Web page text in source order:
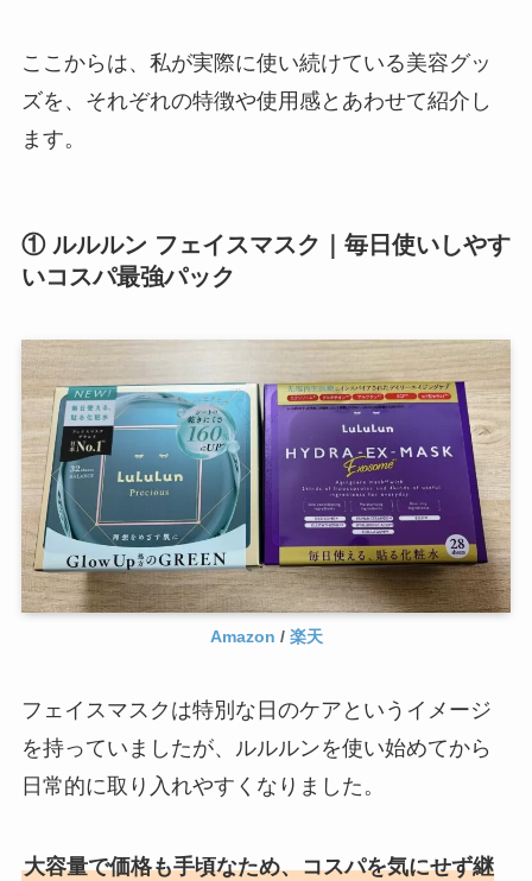
ここからは、私が実際に使い続けている美容グッ
ズを、それぞれの特徴や使用感とあわせて紹介し
ます。
① ルルルン フェイスマスク｜毎日使いしやす
いコスパ最強パック
Amazon / 楽天
フェイスマスクは特別な日のケアというイメージ
を持っていましたが、ルルルンを使い始めてから
日常的に取り入れやすくなりました。
大容量で価格も手頃なため、コスパを気にせず継